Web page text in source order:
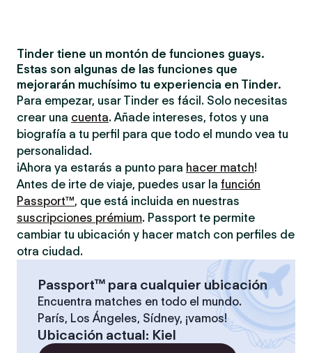
Tinder tiene un montón de funciones guays.
Estas son algunas de las funciones que
mejorarán muchísimo tu experiencia en Tinder.
Para empezar, usar Tinder es fácil. Solo necesitas
crear una cuenta. Añade intereses, fotos y una
biografía a tu perfil para que todo el mundo vea tu
personalidad.
¡Ahora ya estarás a punto para hacer match!
Antes de irte de viaje, puedes usar la función
Passport™, que está incluida en nuestras
suscripciones prémium. Passport te permite
cambiar tu ubicación y hacer match con perfiles de
otra ciudad.
Passport™ para cualquier ubicación
Encuentra matches en todo el mundo.
París, Los Ángeles, Sídney, ¡vamos!
Ubicación actual: Kiel